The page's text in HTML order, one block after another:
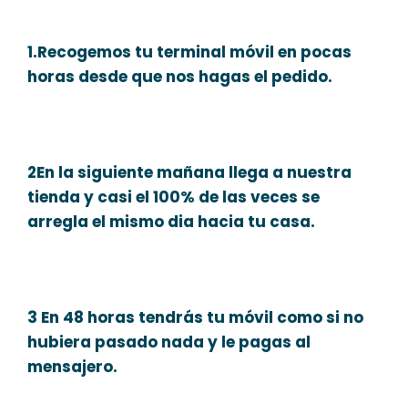
1.Recogemos tu terminal móvil en pocas
horas desde que nos hagas el pedido.
2En la siguiente mañana llega a nuestra
tienda y casi el 100% de las veces se
arregla el mismo dia hacia tu casa.
3 En 48 horas tendrás tu móvil como si no
hubiera pasado nada y le pagas al
mensajero.